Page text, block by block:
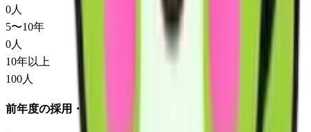
0人
5〜10年
0人
10年以上
100人
前年度の採用・退職